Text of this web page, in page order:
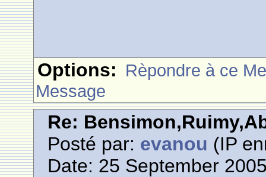
Options: Rèpondre à ce
Message
Re:
Posté par: evanou (IP
Date: 25 September